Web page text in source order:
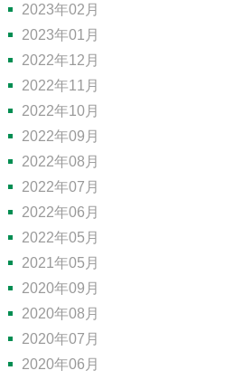
2023年02月
2023年01月
2022年12月
2022年11月
2022年10月
2022年09月
2022年08月
2022年07月
2022年06月
2022年05月
2021年05月
2020年09月
2020年08月
2020年07月
2020年06月